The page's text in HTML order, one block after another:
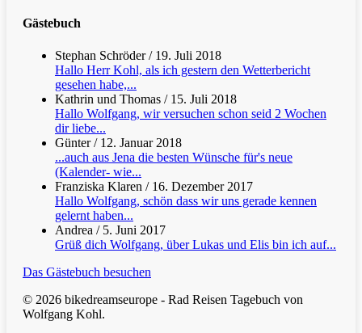
Gästebuch
Stephan Schröder/ 19. Juli 2018
Hallo Herr Kohl, als ich gestern den Wetterbericht
gesehen habe,...
Kathrin und Thomas / 15. Juli 2018
Hallo Wolfgang, wir versuchen schon seid 2 Wochen
dir liebe...
Günter/ 12. Januar 2018
...auch aus Jena die besten Wünsche für's neue
(Kalender- wie...
Franziska Klaren / 16. Dezember 2017
Hallo Wolfgang, schön dass wir uns gerade kennen
gelernt haben...
Andrea / 5. Juni 2017
Grüß dich Wolfgang, über Lukas und Elis bin ich auf...
Das Gästebuch besuchen
© 2026 bikedreamseurope - Rad Reisen Tagebuch von
Wolfgang Kohl.